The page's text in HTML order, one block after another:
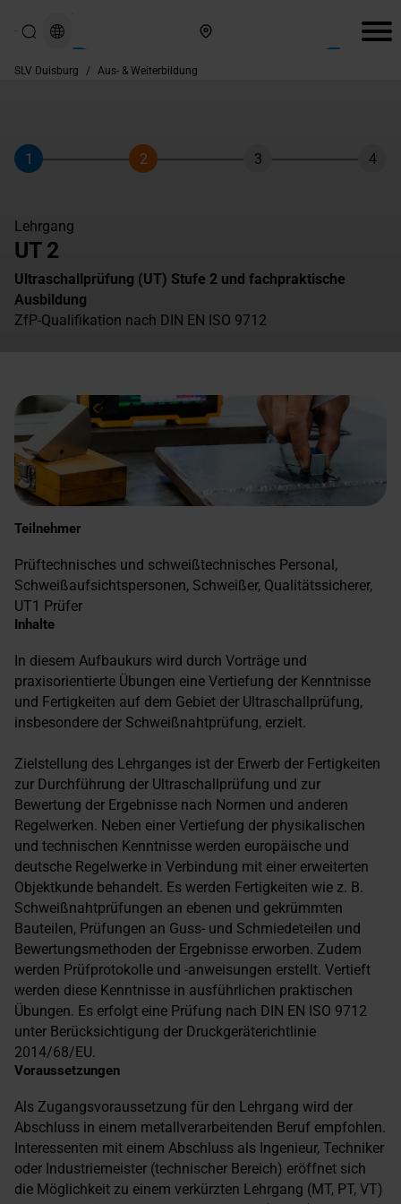
SLV Duisburg / Aus- & Weiterbildung
Schritt
1
Schritt
2
Schritt
3 4
Lehrgang
UT 2
Ultraschallprüfung (UT) Stufe 2 und fachpraktische
Ausbildung
ZfP-Qualifikation nach DIN EN ISO 9712
Teilnehmer
Prüftechnisches und schweißtechnisches Personal,
Schweißaufsichtspersonen, Schweißer, Qualitätssicherer,
UT1 Prüfer
Inhalte
In diesem Aufbaukurs wird durch Vorträge und
praxisorientierte Übungen eine Vertiefung der Kenntnisse
und Fertigkeiten auf dem Gebiet der Ultraschallprüfung,
insbesondere der Schweißnahtprüfung, erzielt.
Zielstellung des Lehrganges ist der Erwerb der Fertigkeiten
zur Durchführung der Ultraschallprüfung und zur
Bewertung der Ergebnisse nach Normen und anderen
Regelwerken. Neben einer Vertiefung der physikalischen
und technischen Kenntnisse werden europäische und
deutsche Regelwerke in Verbindung mit einer erweiterten
Objektkunde behandelt. Es werden Fertigkeiten wie z. B.
Schweißnahtprüfungen an ebenen und gekrümmten
Bauteilen, Prüfungen an Guss- und Schmiedeteilen und
Bewertungsmethoden der Ergebnisse erworben. Zudem
werden Prüfprotokolle und -anweisungen erstellt. Vertieft
werden diese Kenntnisse in ausführlichen praktischen
Übungen. Es erfolgt eine Prüfung nach DIN EN ISO 9712
unter Berücksichtigung der Druckgeräterichtlinie
2014/68/EU.
Voraussetzungen
Als Zugangsvoraussetzung für den Lehrgang wird der
Abschluss in einem metallverarbeitenden Beruf empfohlen.
Interessenten mit einem Abschluss als Ingenieur, Techniker
oder Industriemeister (technischer Bereich) eröffnet sich
die Möglichkeit zu einem verkürzten Lehrgang (MT, PT, VT)